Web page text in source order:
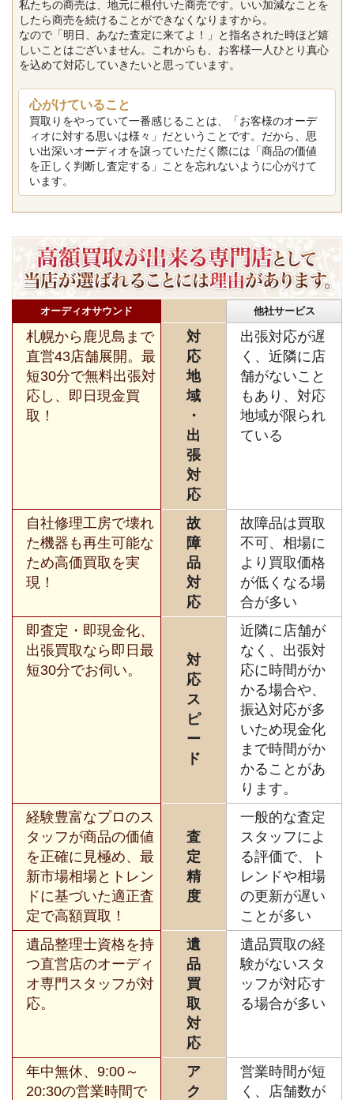
私たちの商売は、地元に根付いた商売です。いい加減なことを
したら商売を続けることができなくなりますから。
なので「明日、あなた査定に来てよ！」と指名された時ほど嬉
しいことはございません。これからも、お客様一人ひとり真心
を込めて対応していきたいと思っています。
心がけていること
買取りをやっていて一番感じることは、「お客様のオーデ
ィオに対する思いは様々」だということです。だから、思
い出深いオーディオを譲っていただく際には「商品の価値
を正しく判断し査定する」ことを忘れないように心がけて
います。
オーディオサウンド 他社サービス
札幌から鹿児島まで
直営43店舗展開。最
短30分で無料出張対
応し、即日現金買
取！
対
応
地
域
・
出
張
対
応
出張対応が遅
く、近隣に店
舗がないこと
もあり、対応
地域が限られ
ている
自社修理工房で壊れ
た機器も再生可能な
ため高価買取を実
現！
故
障
品
対
応
故障品は買取
不可、相場に
より買取価格
が低くなる場
合が多い
即査定・即現金化、
出張買取なら即日最
短30分でお伺い。
対
応
ス
ピ
ー
ド
近隣に店舗が
なく、出張対
応に時間がか
かる場合や、
振込対応が多
いため現金化
まで時間がか
かることがあ
ります。
経験豊富なプロのス
タッフが商品の価値
を正確に見極め、最
新市場相場とトレン
ドに基づいた適正査
定で高額買取！
査
定
精
度
一般的な査定
スタッフによ
る評価で、ト
レンドや相場
の更新が遅い
ことが多い
遺品整理士資格を持
つ直営店のオーディ
オ専門スタッフが対
応。
遺
品
買
取
対
応
遺品買取の経
験がないスタ
ッフが対応す
る場合が多い
年中無休、9:00～
20:30の営業時間で
ア
ク
営業時間が短
く、店舗数が